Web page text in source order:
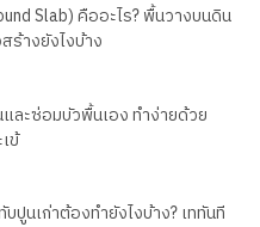
Slab) คืออะไร? พื้นวางบนดิน
ร้างยังไงบ้าง
ละซ่อมบัวพื้นเอง ทำง่ายด้วย
ข้
ปูนเก่าต้องทำยังไงบ้าง? เททันที